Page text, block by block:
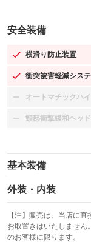
安全装備
横滑り防止装置
：装備あり
衝突被害軽減シス
：装備あり
オートマチックハ
：装備なし
頸部衝撃緩和ヘッ
：装備なし
基本装備
エアバッグ：運転席
：装備あり
：装備なし
サンルーフ
：装備あり
外装・内装
カーナビ：HDDナ
：装備あり
TV：フルセグ
：装備あり
【注】販売は、当店に
お取置きはいたしませ
のお客様に限ります。